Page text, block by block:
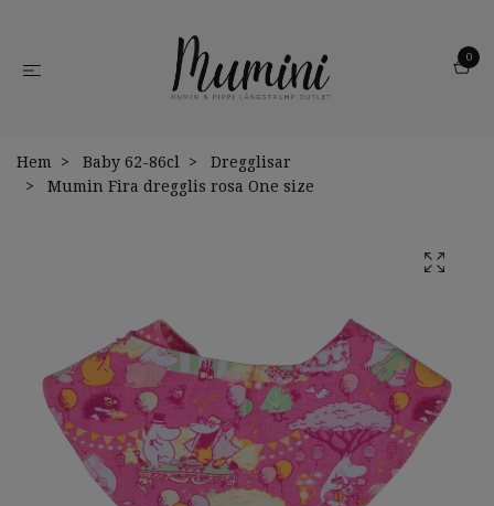
0
Hem Baby 62-86cl
Dregglisar
Mumin Fira dregglis rosa One size